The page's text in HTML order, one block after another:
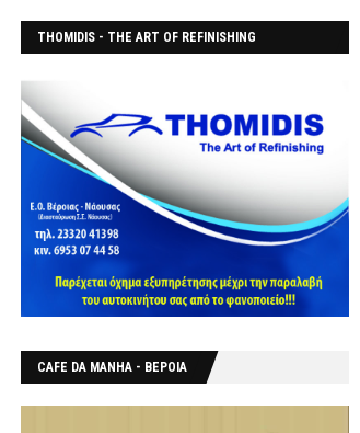
THOMIDIS - THE ART OF REFINISHING
CAFE DA MANHA - ΒΕΡΟΙΑ